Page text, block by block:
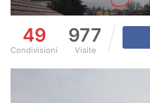
49
Condivisioni
977
Visite